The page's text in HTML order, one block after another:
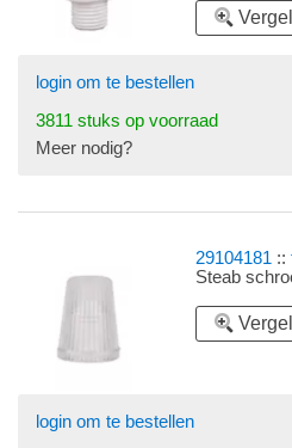
login om te bestellen
3811 stuks op voorraad
Meer nodig?
29104181 ::
Steab
login om te bestellen